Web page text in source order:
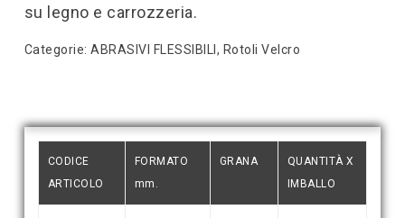
su legno e carrozzeria.
Categorie:ABRASIVI FLESSIBILI , Rotoli Velcro
CODICE
ARTICOLO
FORMATO
mm.
GRANA
QUANTITÀ X
IMBALLO